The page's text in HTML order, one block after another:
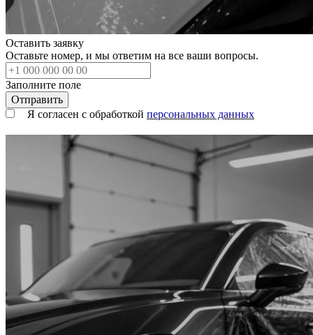
Оставить заявку
Оставьте номер, и мы ответим на все ваши вопросы.
Заполните поле
Я согласен с обработкой персональных данных